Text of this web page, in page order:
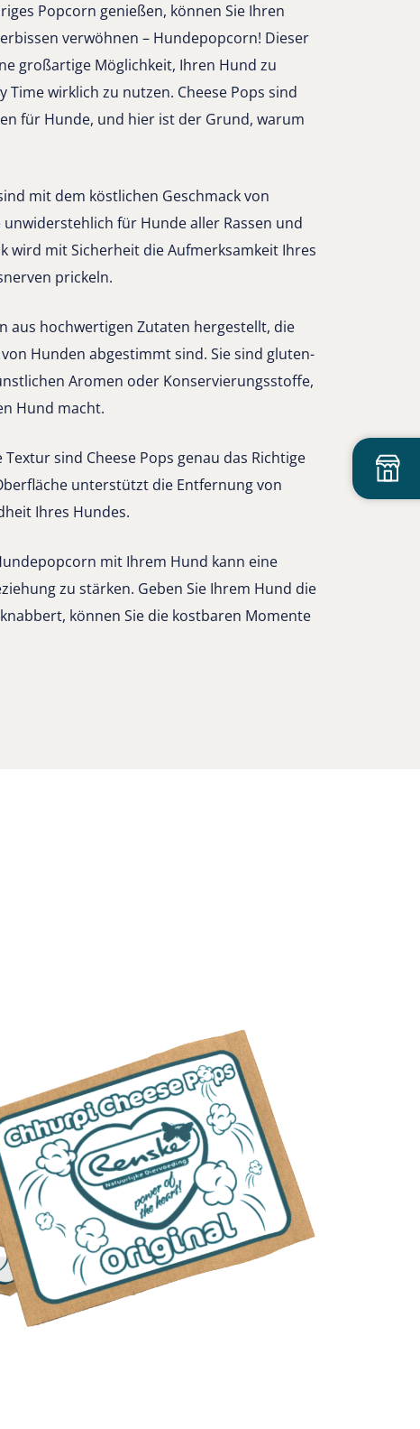
Popcorn genießen, können Sie Ihren
verwöhnen – Hundepopcorn! Dieser
großartige Möglichkeit, Ihren Hund zu
wirklich zu nutzen. Cheese Pops sind
für Hunde, und hier ist der Grund, warum
mit dem köstlichen Geschmack von
für Hunde aller Rassen und
wird mit Sicherheit die Aufmerksamkeit Ihres
prickeln.
aus hochwertigen Zutaten hergestellt, die
Hunden abgestimmt sind. Sie sind gluten-
Aromen oder Konservierungsstoffe,
Hund macht.
sind Cheese Pops genau das Richtige
unterstützt die Entfernung von
Ihres Hundes.
mit Ihrem Hund kann eine
zu stärken. Geben Sie Ihrem Hund die
können Sie die kostbaren Momente